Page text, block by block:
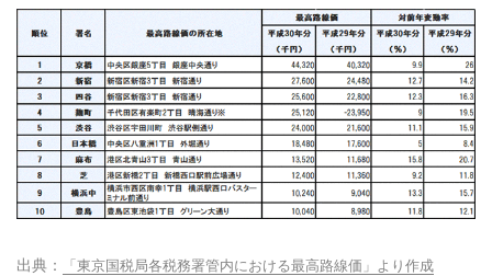
「東京国税局各税務署管内における最高路線価」より作成